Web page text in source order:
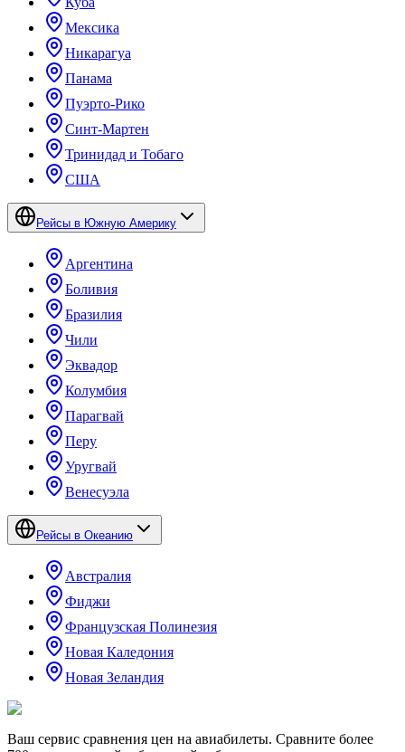
Мексика
Никарагуа
Панама
Пуэрто-Рико
Синт-Мартен
Тринидад и Тобаго
США
Рейсы в Южную Америку
Аргентина
Боливия
Бразилия
Чили
Эквадор
Колумбия
Парагвай
Перу
Уругвай
Венесуэла
Рейсы в Океанию
Австралия
Фиджи
Французская Полинезия
Новая Каледония
Новая Зеландия
Ваш сервис сравнения цен на авиабилеты. Сравните более